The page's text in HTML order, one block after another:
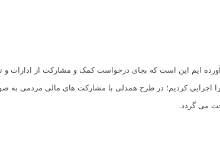
ایم این است که بجای درخواست کمک و مشارکت از ادارات
می گردد.